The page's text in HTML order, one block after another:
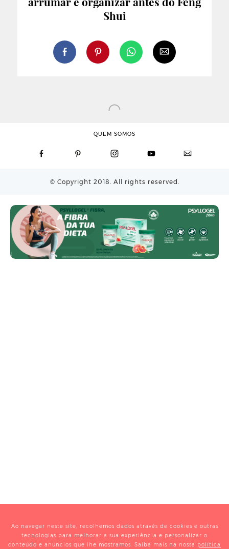
Shui
QUEM SOMOS
© Copyright 2018. All rights reserved.
Ao navegar neste site, recolhemos dados através de cookies e outras
tecnologias para melhorar a sua experiência e personalizar o
conteúdo e anúncios que lhe mostramos. Saiba mais na nossa política